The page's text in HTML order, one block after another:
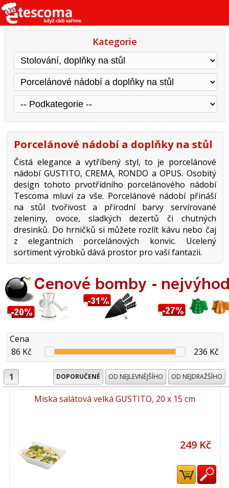
Kategorie
Porcelánové nádobí a doplňky na stůl
Čistá elegance a vytříbený styl, to je porcelánové
nádobí GUSTITO, CREMA, RONDO a OPUS. Osobitý
design tohoto prvotřídního porcelánového nádobí
Tescoma mluví za vše. Porcelánové nádobí přináší
na stůl tvořivost a přírodní barvy servírované
zeleniny, ovoce, sladkých dezertů či chutných
dresinků. Do hrničků si můžete rozlít kávu nebo čaj
z elegantních porcelánových konvic. Ucelený
sortiment výrobků dává prostor pro vaší fantazii.
Cena
86 Kč
236 Kč
1 DOPORUČENÉ OD NEJLEVNĚJŠÍHO OD NEJDRAŽŠÍHO
Miska salátová velká GUSTITO, 20 x 15 cm
249 Kč